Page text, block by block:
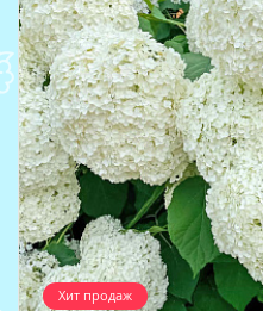
Хит продаж